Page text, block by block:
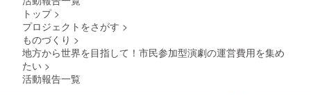
場内：8
月23日
して配
信映像
ます。
●HPと
送付) ●
オンラ
トップ >
プロジェクトをさがす >
ものづくり >
地方から世界を目指して！市民参加型演劇の運営費用を集め
たい >
活動報告一覧